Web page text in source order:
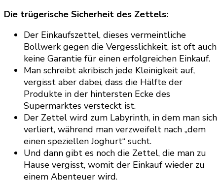
Die trügerische Sicherheit des Zettels:
Der Einkaufszettel, dieses vermeintliche
Bollwerk gegen die Vergesslichkeit, ist oft auch
keine Garantie für einen erfolgreichen Einkauf.
Man schreibt akribisch jede Kleinigkeit auf,
vergisst aber dabei, dass die Hälfte der
Produkte in der hintersten Ecke des
Supermarktes versteckt ist.
Der Zettel wird zum Labyrinth, in dem man sich
verliert, während man verzweifelt nach „dem
einen speziellen Joghurt“ sucht.
Und dann gibt es noch die Zettel, die man zu
Hause vergisst, womit der Einkauf wieder zu
einem Abenteuer wird.